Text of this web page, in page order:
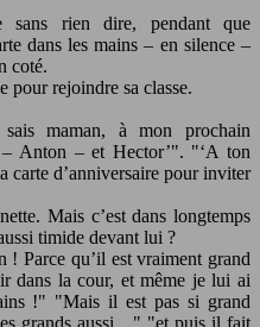
rien dire, pendant que
dans les mains – en silence –
coté.
pour rejoindre sa classe.
sais maman, à mon prochain
– Anton – et Hector’ .
‘A ton
carte d’anniversaire pour inviter
Mais c’est dans longtemps
timide devant lui ?
! Parce qu’il est vraiment grand
dans la cour, et même je lui ai
!
Mais il est pas si grand
grands aussi…
et puis il fait